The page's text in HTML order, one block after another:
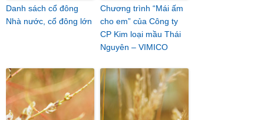
Danh sách cổ đông
Nhà nước, cổ đông lớn
Chương trình “Mái ấm
cho em” của Công ty
CP Kim loại mầu Thái
Nguyên – VIMICO